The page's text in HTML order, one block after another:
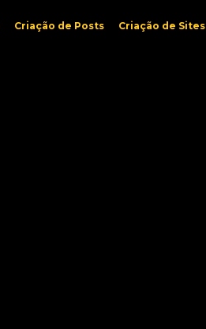
Criação de Posts Criação de Sites